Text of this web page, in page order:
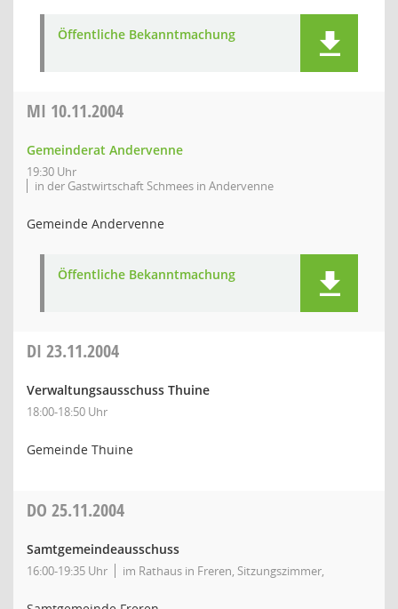
Öffentliche Bekanntmachung
MI 10.11.2004
Gemeinderat Andervenne
19:30 Uhr
in der Gastwirtschaft Schmees in Andervenne
Gemeinde Andervenne
Öffentliche Bekanntmachung
DI 23.11.2004
Verwaltungsausschuss Thuine
18:00-18:50 Uhr
Gemeinde Thuine
DO 25.11.2004
Samtgemeindeausschuss
16:00-19:35 Uhr im Rathaus in Freren, Sitzungszimmer,